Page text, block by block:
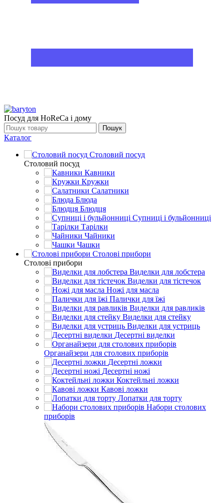
Посуд для HoReCa і дому
Пошук
Каталог
Столовий посуд
Столовий посуд
Кавники
Кружки
Салатники
Блюда
Блюдця
Супниці і бульйонниці
Тарілки
Чайники
Чашки
Столові прибори
Столові прибори
Виделки для лобстера
Виделки для тістечок
Ножі для масла
Палички для їжі
Виделки для равликів
Виделки для стейку
Виделки для устриць
Десертні виделки
Органайзери для столових приборів
Десертні ложки
Десертні ножі
Коктейльні ложки
Кавові ложки
Лопатки для торту
Набори столових
приборів